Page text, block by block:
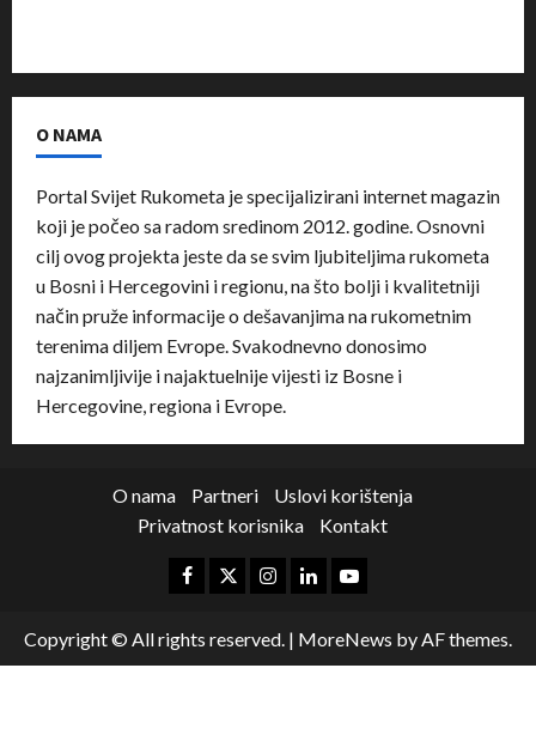
O NAMA
Portal Svijet Rukometa je specijalizirani internet magazin
koji je počeo sa radom sredinom 2012. godine. Osnovni
cilj ovog projekta jeste da se svim ljubiteljima rukometa
u Bosni i Hercegovini i regionu, na što bolji i kvalitetniji
način pruže informacije o dešavanjima na rukometnim
terenima diljem Evrope. Svakodnevno donosimo
najzanimljivije i najaktuelnije vijesti iz Bosne i
Hercegovine, regiona i Evrope.
O nama Partneri
Uslovi korištenja
Privatnost korisnika
Kontakt
Copyright © All rights reserved. | MoreNews by AF themes.